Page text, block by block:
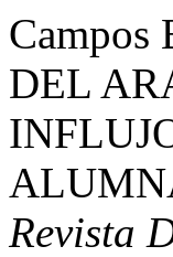
Campos
DEL
Revista